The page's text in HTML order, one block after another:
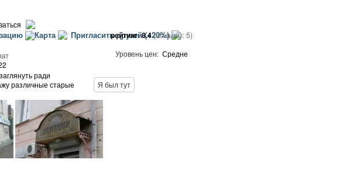
Карта Пригласить друзей (+20%)
рейтинг:8.4( отзывы:5)
Уровень цен: Средне
ради
различные старые
Я был тут